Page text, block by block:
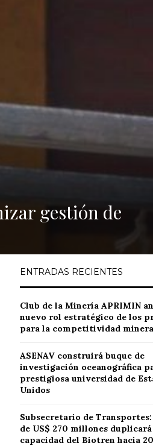
gestión de
ENTRADAS RECIENTES
Club de la Minería APRIMIN
nuevo rol estratégico de los
para la competitividad minera
ASENAV construirá buque de
investigación oceanográfica
prestigiosa universidad de
Unidos
Subsecretario de
de US$ 270 millones
capacidad del Biotren hacia